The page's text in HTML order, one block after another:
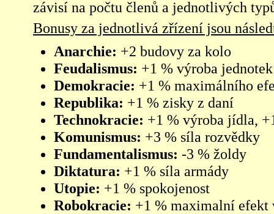
závisí na počtu členů a jednotlivých
Bonusy za jednotlivá zřízení jsou
Anarchie: +2 budovy za kolo
Feudalismus: +1 % výroba
Demokracie: +1 % maximálního
Republika: +1 % zisky z daní
Technokracie: +1 % výroba jídla,
Komunismus: +3 % síla rozvědky
Fundamentalismus: -3 % žoldy
Diktatura: +1 % síla armády
Utopie: +1 % spokojenost
Robokracie: +1 % maximalní efekt